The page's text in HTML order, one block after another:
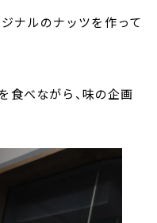
ナルのナッツを作って
食べながら、味の企画